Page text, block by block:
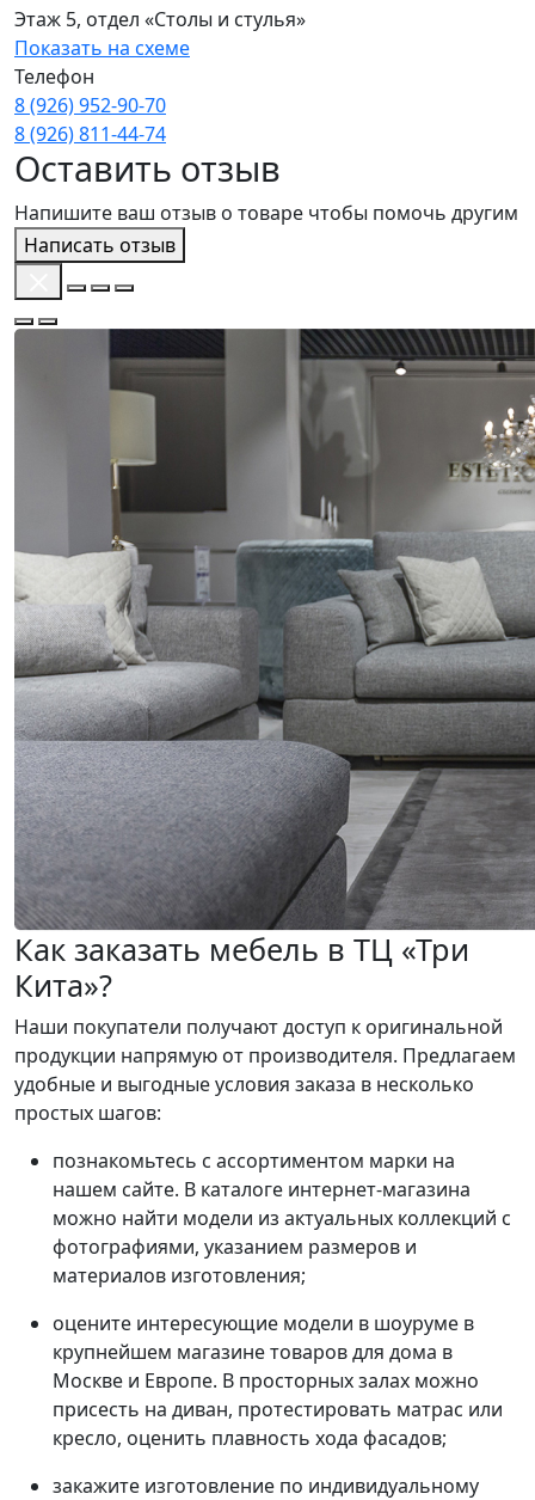
Этаж 5, отдел «Столы и стулья»
Показать на схеме
Телефон
8 (926) 952‑90‑70
8 (926) 811‑44‑74
Оставить отзыв
Напишите ваш отзыв о товаре чтобы помочь другим
Написать отзыв
Как заказать мебель в ТЦ «Три
Кита»?
Наши покупатели получают доступ к оригинальной
продукции напрямую от производителя. Предлагаем
удобные и выгодные условия заказа в несколько
простых шагов:
познакомьтесь с ассортиментом марки на
нашем сайте. В каталоге интернет-магазина
можно найти модели из актуальных коллекций с
фотографиями, указанием размеров и
материалов изготовления;
оцените интересующие модели в шоуруме в
крупнейшем магазине товаров для дома в
Москве и Европе. В просторных залах можно
присесть на диван, протестировать матрас или
кресло, оценить плавность хода фасадов;
закажите изготовление по индивидуальному